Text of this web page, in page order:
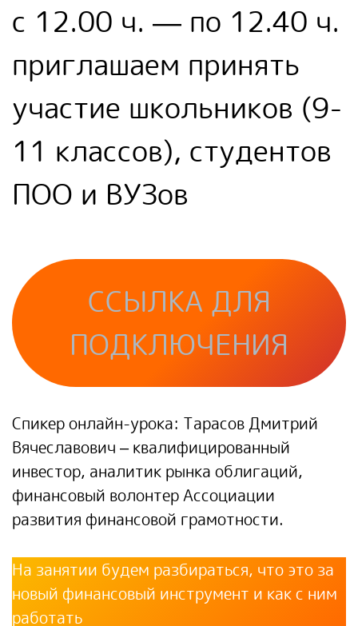
с 12.00 ч. — по 12.40 ч.
приглашаем принять
участие школьников (9-
11 классов), студентов
ПОО и ВУЗов
ССЫЛКА ДЛЯ
ПОДКЛЮЧЕНИЯ
Спикер онлайн-урока: Тарасов Дмитрий
Вячеславович – квалифицированный
инвестор, аналитик рынка облигаций,
финансовый волонтер Ассоциации
развития финансовой грамотности.
На занятии будем разбираться, что это за
новый финансовый инструмент и как с ним
работать